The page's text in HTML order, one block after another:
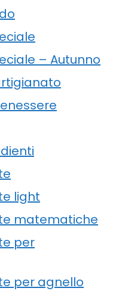
– Autunno
light
matematiche
per
per agnello